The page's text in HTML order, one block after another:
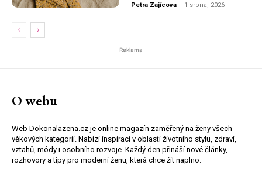
Petra Zajícova - 1 srpna, 2026
Reklama
O webu
Web Dokonalazena.cz je online magazín zaměřený na ženy všech
věkových kategorií. Nabízí inspiraci v oblasti životního stylu, zdraví,
vztahů, módy i osobního rozvoje. Každý den přináší nové články,
rozhovory a tipy pro moderní ženu, která chce žít naplno.